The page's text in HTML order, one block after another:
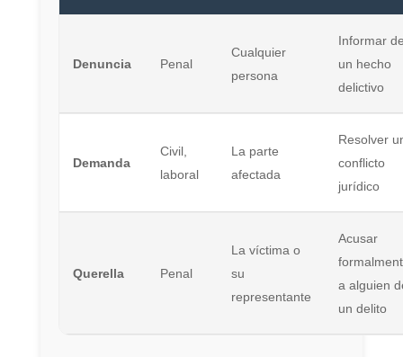
Denuncia Penal
Cualquier
persona
Informar
un hecho
delictivo
Demanda
Civil,
laboral
La parte
afectada
Resolver
conflicto
jurídico
Querella Penal
La víctima o
su
representante
Acusar
a alguien
un delito